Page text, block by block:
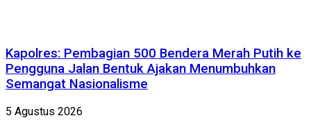
Kapolres: Pembagian 500 Bendera Merah Putih ke
Pengguna Jalan Bentuk Ajakan Menumbuhkan
Semangat Nasionalisme
5 Agustus 2026